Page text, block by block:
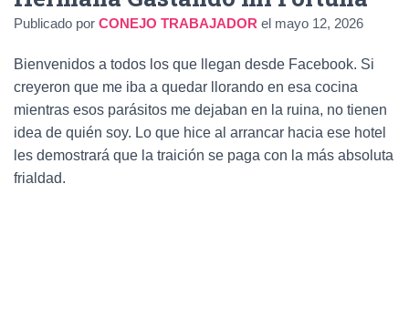
Publicado por CONEJO TRABAJADOR el mayo 12, 2026
Bienvenidos a todos los que llegan desde Facebook. Si
creyeron que me iba a quedar llorando en esa cocina
mientras esos parásitos me dejaban en la ruina, no tienen
idea de quién soy. Lo que hice al arrancar hacia ese hotel
les demostrará que la traición se paga con la más absoluta
frialdad.